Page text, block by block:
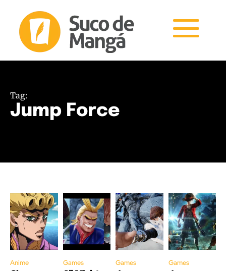
Tag:
Jump Force
Anime Games Games Games